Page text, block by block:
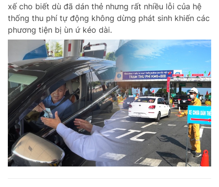
xế cho biết dù đã dán thẻ nhưng rất nhiều lỗi của hệ
thống thu phí tự động không dừng phát sinh khiến các
phương tiện bị ùn ứ kéo dài.